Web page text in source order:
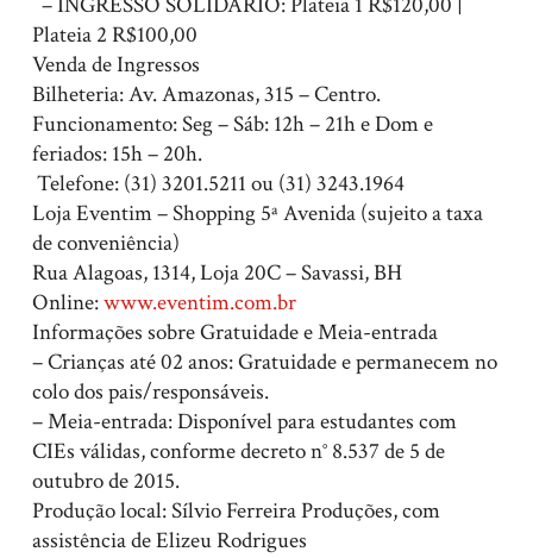
Plateia 2 R$100,00
Venda de Ingressos
Bilheteria: Av. Amazonas, 315 – Centro.
Funcionamento: Seg – Sáb: 12h – 21h e Dom e
feriados: 15h – 20h.
Telefone: (31) 3201.5211 ou (31) 3243.1964
Loja Eventim – Shopping 5ª Avenida (sujeito a taxa
de conveniência)
Rua Alagoas, 1314, Loja 20C – Savassi, BH
Online:www.eventim.com.br
Informações sobre Gratuidade e Meia-entrada
– Crianças até 02 anos: Gratuidade e permanecem no
colo dos pais/responsáveis.
– Meia-entrada: Disponível para estudantes com
CIEs válidas, conforme decreto n° 8.537 de 5 de
outubro de 2015.
Produção local: Sílvio Ferreira Produções, com
assistência de Elizeu Rodrigues